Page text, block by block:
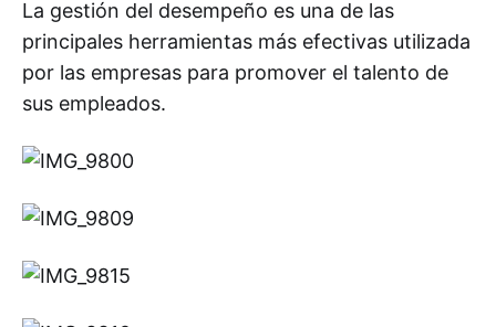
La gestión del desempeño es una de las
principales herramientas más efectivas utilizada
por las empresas para promover el talento de
sus empleados.